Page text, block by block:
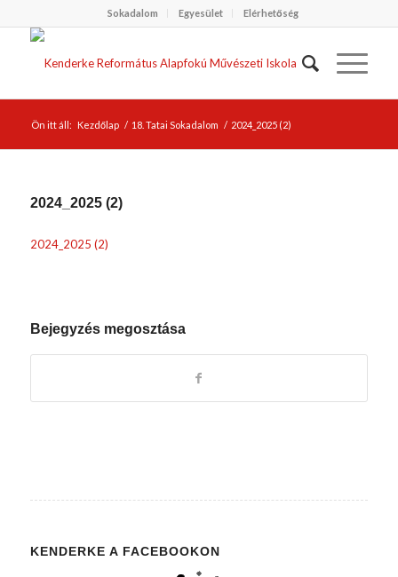
Sokadalom Egyesület Elérhetőség
Ön itt áll: Kezdőlap / 18. Tatai Sokadalom / 2024_2025 (2)
2024_2025 (2)
2024_2025 (2)
Bejegyzés megosztása
KENDERKE A FACEBOOKON